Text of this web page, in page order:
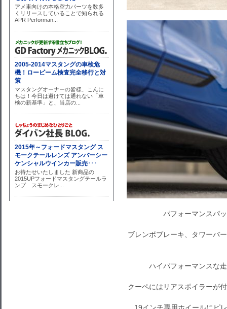
パフォーマンスパ
ブレンボブレーキ、タワーバ
ハイパフォーマンスな
クーペにはリアスポイラーが